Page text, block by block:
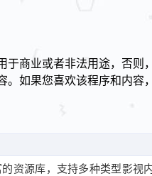
商业或者非法用途，否
如果您喜欢该程序和内
资源库，支持多种类型影